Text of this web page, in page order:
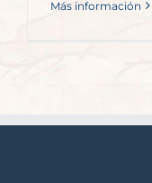
Más información